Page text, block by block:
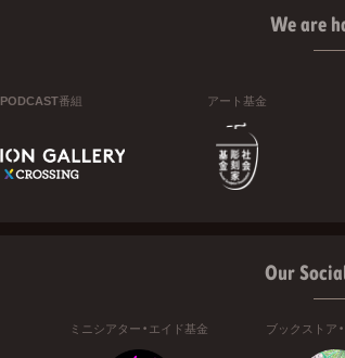
We are
PODCAST番組 アート基金
Our
ミニシアター・エイド基金 ブックストア